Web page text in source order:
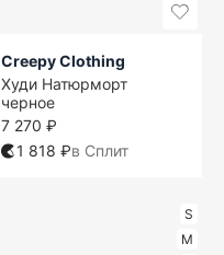
Creepy Clothing
Худи Натюрморт
черное
7 270 ₽
1 818 ₽в Сплит
S
M